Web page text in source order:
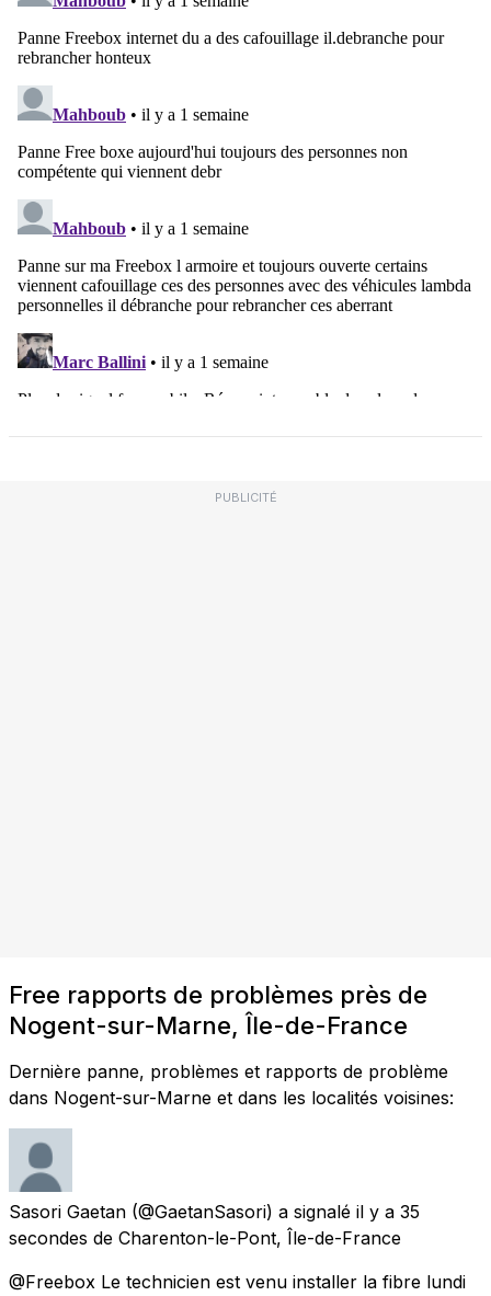
PUBLICITÉ
Free rapports de problèmes près de
Nogent-sur-Marne, Île-de-France
Dernière panne, problèmes et rapports de problème
dans Nogent-sur-Marne et dans les localités voisines:
Sasori Gaetan (@GaetanSasori) a signalé il y a 35
secondes de Charenton-le-Pont, Île-de-France
@Freebox Le technicien est venu installer la fibre lundi